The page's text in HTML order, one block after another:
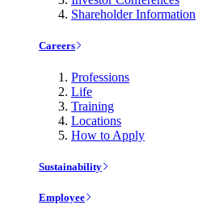
Shareholder Information
Careers
Professions
Life
Training
Locations
How to Apply
Sustainability
Employee